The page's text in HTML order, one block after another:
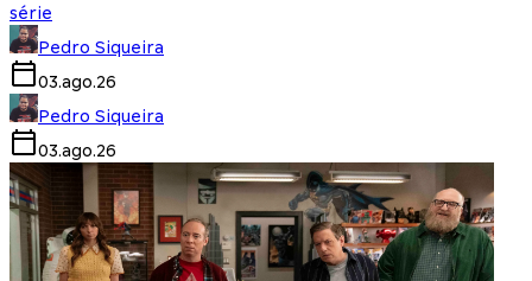
série
Pedro Siqueira
03.ago.26
Pedro Siqueira
03.ago.26